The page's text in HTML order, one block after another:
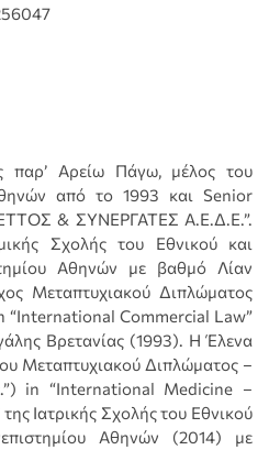
παρ’ Αρείω Πάγω, μέλος του
από το 1993 και Senior
& ΣΥΝΕΡΓΑΤΕΣ Α.Ε.Δ.Ε.”.
Σχολής του Εθνικού και
Αθηνών με βαθμό Λίαν
Μεταπτυχιακού Διπλώματος
“International Commercial Law”
Βρετανίας (1993). Η Έλενα
Μεταπτυχιακού Διπλώματος –
in “International Medicine –
Ιατρικής Σχολής του Εθνικού
Αθηνών (2014) με